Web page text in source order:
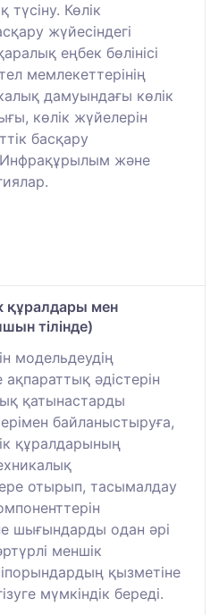
Көлік
жүйесіндегі
еңбек бөлінісі
мемлекеттерінің
дамуындағы көлік
көлік жүйелерін
басқару
Инфрақұрылым және
құралдары мен
тілінде)
модельдеудің
әдістерін
қатынастарды
байланыстыруға,
құралдарының
отырып, тасымалдау
шығындарды одан әрі
меншік
қызметіне
мүмкіндік береді.